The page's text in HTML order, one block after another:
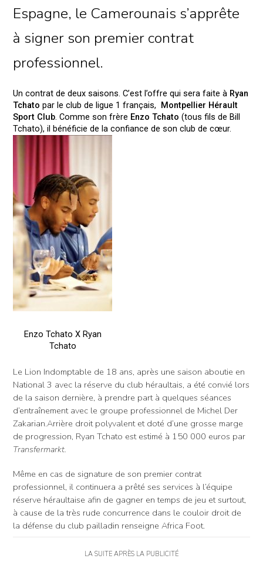
Espagne, le Camerounais s’apprête
à signer son premier contrat
professionnel.
Un contrat de deux saisons. C’est l’offre qui sera faite à Ryan
Tchato par le club de ligue 1 français,
Montpellier Hérault
Sport Club. Comme son frère Enzo Tchato (tous fils de Bill
Tchato), il bénéficie de la confiance de son club de cœur.
Enzo Tchato X Ryan
Tchato
Le Lion Indomptable de 18 ans, après une saison aboutie en
National 3 avec la réserve du club héraultais, a été convié lors
de la saison dernière, à prendre part à quelques séances
d’entraînement avec le groupe professionnel de Michel Der
Zakarian.Arrière droit polyvalent et doté d’une grosse marge
de progression, Ryan Tchato est estimé à 150 000 euros par
Transfermarkt.
Même en cas de signature de son premier contrat
professionnel, il continuera a prêté ses services à l’équipe
réserve héraultaise afin de gagner en temps de jeu et surtout,
à cause de la très rude concurrence dans le couloir droit de
la défense du club pailladin renseigne Africa Foot.
LA SUITE APRÈS LA PUBLICITÉ